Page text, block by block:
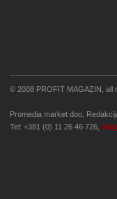
© 2008 PROFIT MAGAZIN, all
Promedia market doo,
Tel: +381 (0) 11 26 46 726,